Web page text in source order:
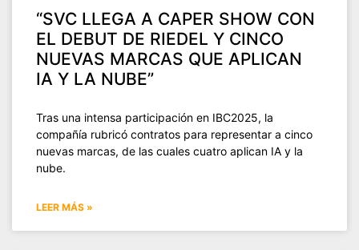
“SVC LLEGA A CAPER SHOW CON
EL DEBUT DE RIEDEL Y CINCO
NUEVAS MARCAS QUE APLICAN
IA Y LA NUBE”
Tras una intensa participación en IBC2025, la
compañía rubricó contratos para representar a cinco
nuevas marcas, de las cuales cuatro aplican IA y la
nube.
LEER MÁS »